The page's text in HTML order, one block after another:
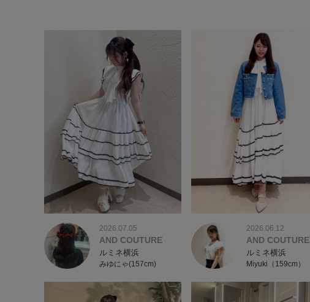
2026.07.05
AND COUTURE
ルミネ横浜
みゆにゃ(157cm)
2026.06.12
AND COUTURE
ルミネ横浜
Miyuki（159cm）